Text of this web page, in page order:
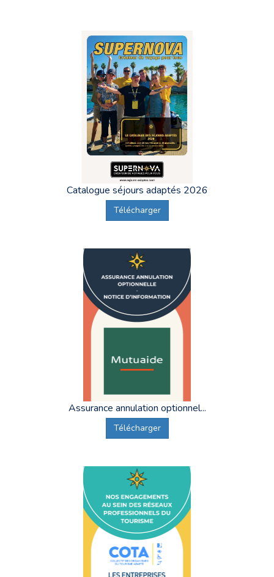
Catalogue séjours adaptés 2026
Télécharger
Assurance annulation optionnel...
Télécharger